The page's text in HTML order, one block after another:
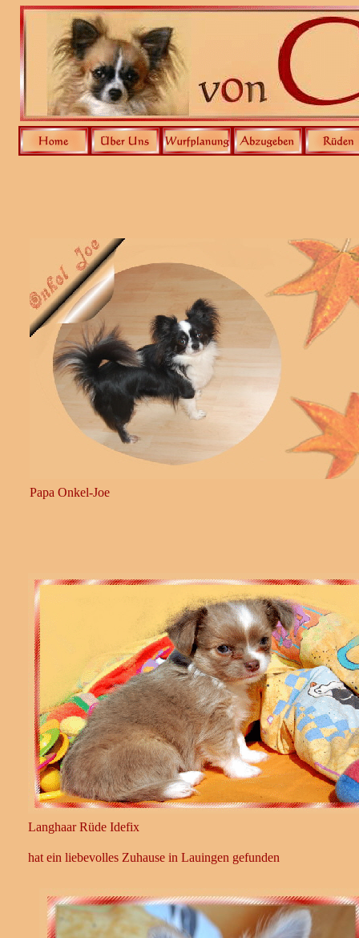
Papa Onkel-Joe
Langhaar Rüde Idefix
hat ein liebevolles Zuhause in Lauingen gefunden